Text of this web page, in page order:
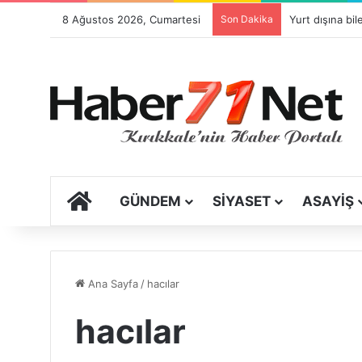
8 Ağustos 2026, Cumartesi Son Dakika
ANA SAYFA
GÜNDEM SIYASET ASAYIŞ
Ana Sayfa/ hacılar
hacılar